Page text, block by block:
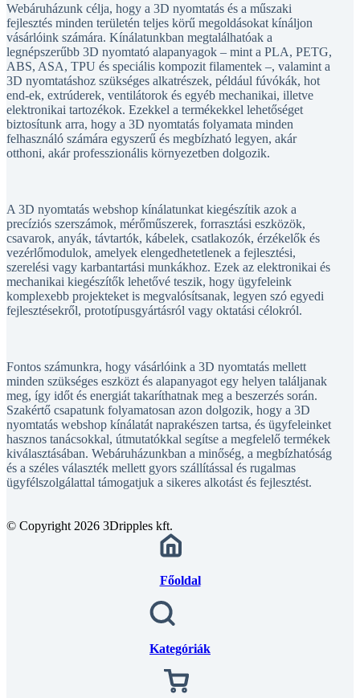
Webáruházunk célja, hogy a 3D nyomtatás és a műszaki
fejlesztés minden területén teljes körű megoldásokat kínáljon
vásárlóink számára. Kínálatunkban megtalálhatóak a
legnépszerűbb 3D nyomtató alapanyagok – mint a PLA, PETG,
ABS, ASA, TPU és speciális kompozit filamentek –, valamint a
3D nyomtatáshoz szükséges alkatrészek, például fúvókák, hot
end-ek, extrúderek, ventilátorok és egyéb mechanikai, illetve
elektronikai tartozékok. Ezekkel a termékekkel lehetőséget
biztosítunk arra, hogy a 3D nyomtatás folyamata minden
felhasználó számára egyszerű és megbízható legyen, akár
otthoni, akár professzionális környezetben dolgozik.
A 3D nyomtatás webshop kínálatunkat kiegészítik azok a
precíziós szerszámok, mérőműszerek, forrasztási eszközök,
csavarok, anyák, távtartók, kábelek, csatlakozók, érzékelők és
vezérlőmodulok, amelyek elengedhetetlenek a fejlesztési,
szerelési vagy karbantartási munkákhoz. Ezek az elektronikai és
mechanikai kiegészítők lehetővé teszik, hogy ügyfeleink
komplexebb projekteket is megvalósítsanak, legyen szó egyedi
fejlesztésekről, prototípusgyártásról vagy oktatási célokról.
Fontos számunkra, hogy vásárlóink a 3D nyomtatás mellett
minden szükséges eszközt és alapanyagot egy helyen találjanak
meg, így időt és energiát takaríthatnak meg a beszerzés során.
Szakértő csapatunk folyamatosan azon dolgozik, hogy a 3D
nyomtatás webshop kínálatát naprakészen tartsa, és ügyfeleinket
hasznos tanácsokkal, útmutatókkal segítse a megfelelő termékek
kiválasztásában. Webáruházunkban a minőség, a megbízhatóság
és a széles választék mellett gyors szállítással és rugalmas
ügyfélszolgálattal támogatjuk a sikeres alkotást és fejlesztést.
© Copyright 2026 3Dripples kft.
Főoldal
Kategóriák